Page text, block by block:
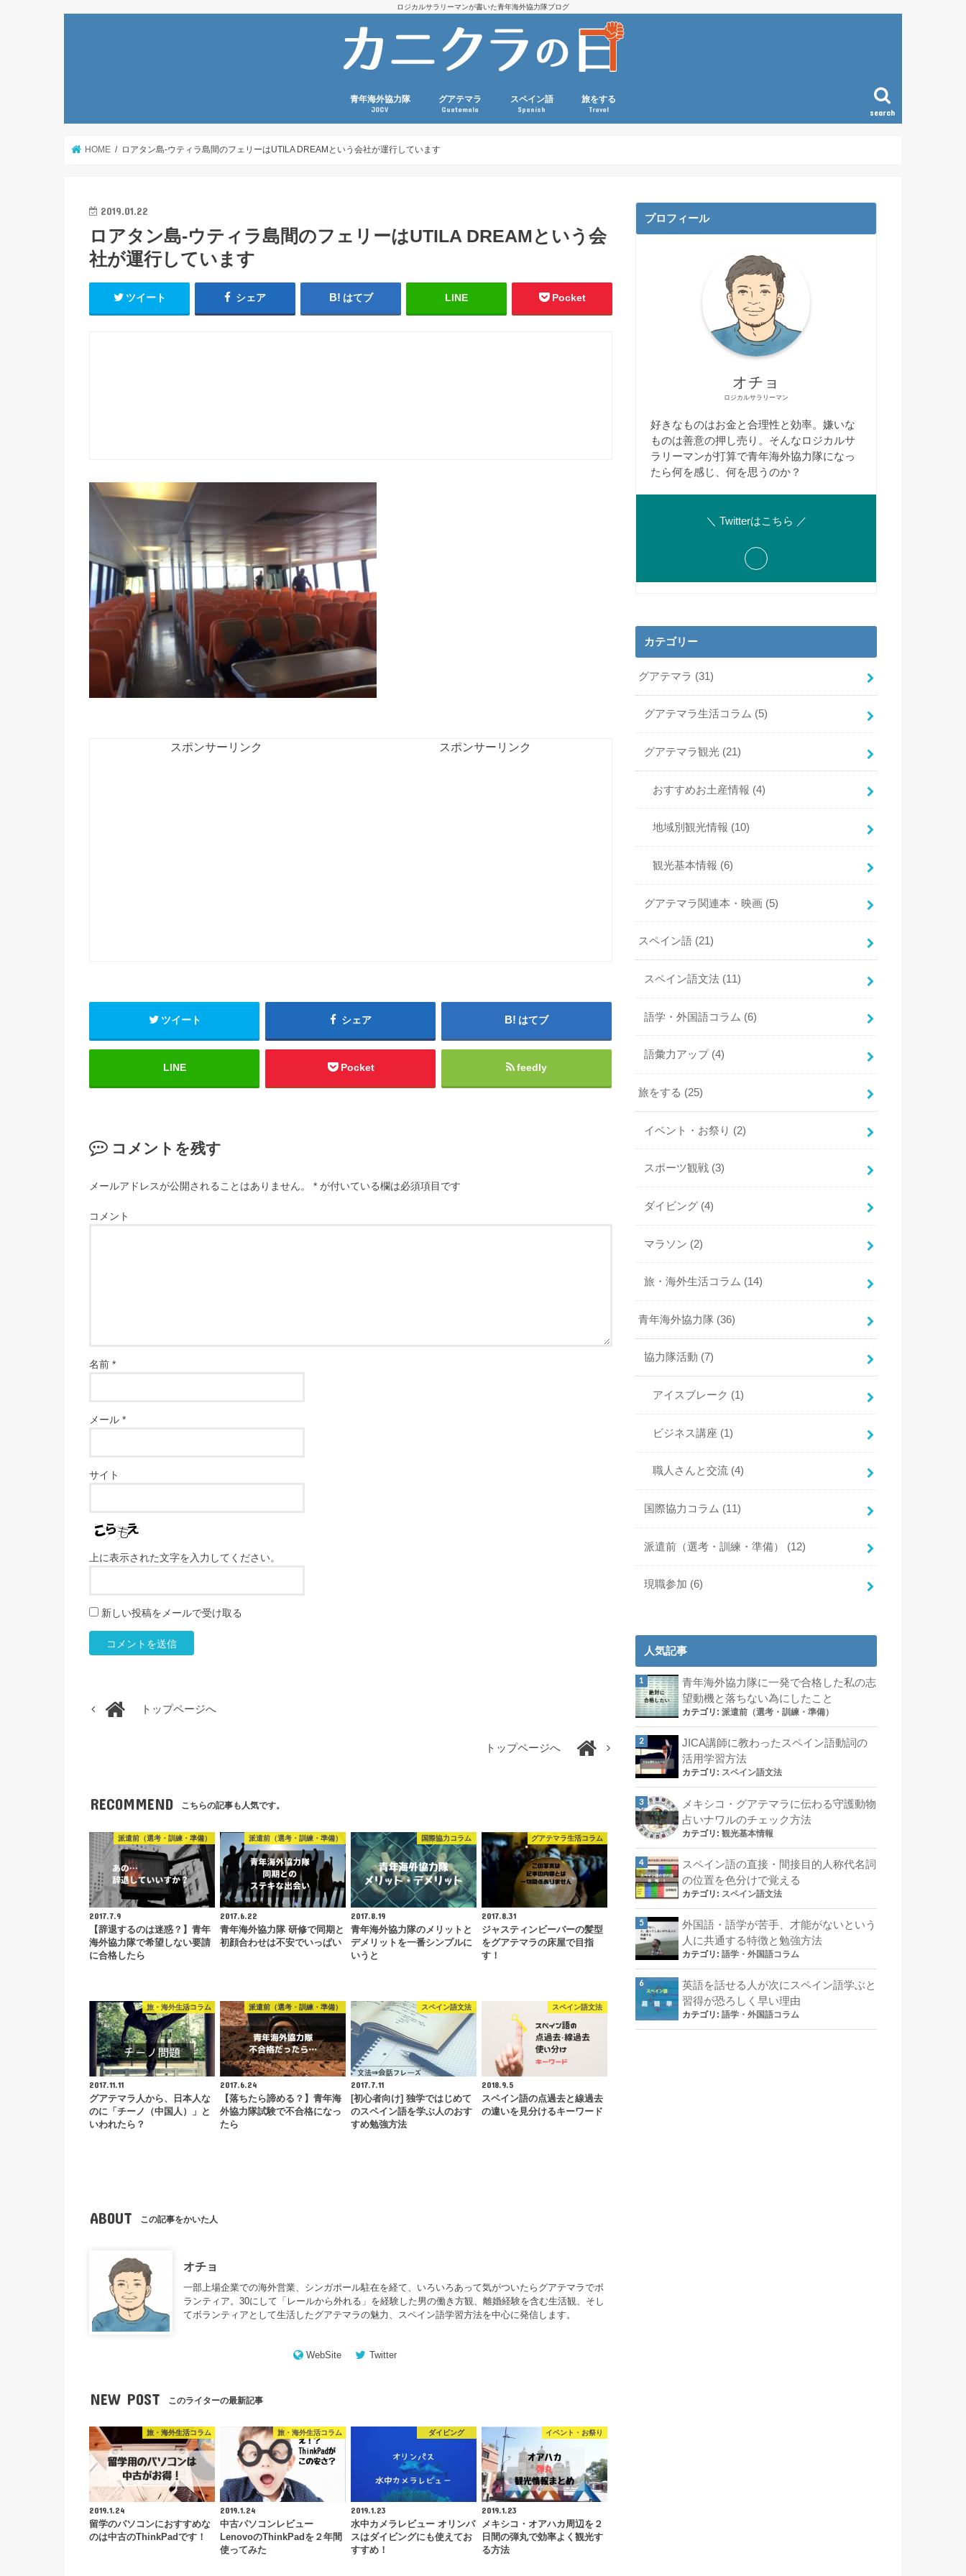
ロジカルサラリーマンが書いた青年海外協力隊ブログ
search
青年海外協力隊
JOCV
グアテマラ
Guatemala
スペイン語
Spanish
旅をする
Travel
HOME ロアタン島-ウティラ島間のフェリーはUTILA DREAMという会社が運行しています
2019.01.22
ロアタン島-ウティラ島間のフェリーはUTILA DREAMという会
社が運行しています
ツイート シェア はてブ LINE Pocket
スポンサーリンク スポンサーリンク
ツイート シェア はてブ
LINE Pocket feedly
コメントを残す
メールアドレスが公開されることはありません。 * が付いている欄は必須項目です
コメント
名前 *
メール *
サイト
上に表示された文字を入力してください。
新しい投稿をメールで受け取る
トップページへ
トップページへ
RECOMMEND こちらの記事も人気です。
派遣前（選考・訓練・準備）
2017.7.9
【辞退するのは迷惑？】青年
海外協力隊で希望しない要請
に合格したら
派遣前（選考・訓練・準備）
2017.6.22
青年海外協力隊 研修で同期と
初顔合わせは不安でいっぱい
国際協力コラム
2017.8.19
青年海外協力隊のメリットと
デメリットを一番シンプルに
いうと
グアテマラ生活コラム
2017.8.31
ジャスティンビーバーの髪型
をグアテマラの床屋で目指
す！
旅・海外生活コラム
2017.11.11
グアテマラ人から、日本人な
のに「チーノ（中国人）」と
いわれたら？
派遣前（選考・訓練・準備）
2017.6.24
【落ちたら諦める？】青年海
外協力隊試験で不合格になっ
たら
スペイン語文法
2017.7.11
[初心者向け] 独学ではじめて
のスペイン語を学ぶ人のおす
すめ勉強方法
スペイン語文法
2018.9.5
スペイン語の点過去と線過去
の違いを見分けるキーワード
ABOUT この記事をかいた人
オチョ
一部上場企業での海外営業、シンガポール駐在を経て、いろいろあって気がついたらグアテマラでボ
ランティア。30にして「レールから外れる」を経験した男の働き方観、離婚経験を含む生活観、そし
てボランティアとして生活したグアテマラの魅力、スペイン語学習方法を中心に発信します。
WebSite Twitter
NEW POST このライターの最新記事
旅・海外生活コラム
2019.1.24
留学のパソコンにおすすめな
のは中古のThinkPadです！
旅・海外生活コラム
2019.1.24
中古パソコンレビュー
LenovoのThinkPadを２年間
使ってみた
ダイビング
2019.1.23
水中カメラレビュー オリンパ
スはダイビングにも使えてお
すすめ！
イベント・お祭り
2019.1.23
メキシコ・オアハカ周辺を２
日間の弾丸で効率よく観光す
る方法
プロフィール
オチョ
ロジカルサラリーマン
好きなものはお金と合理性と効率。嫌いな
ものは善意の押し売り。そんなロジカルサ
ラリーマンが打算で青年海外協力隊になっ
たら何を感じ、何を思うのか？
＼ Twitterはこちら ／
カテゴリー
グアテマラ (31)
グアテマラ生活コラム (5)
グアテマラ観光 (21)
おすすめお土産情報 (4)
地域別観光情報 (10)
観光基本情報 (6)
グアテマラ関連本・映画 (5)
スペイン語 (21)
スペイン語文法 (11)
語学・外国語コラム (6)
語彙力アップ (4)
旅をする (25)
イベント・お祭り (2)
スポーツ観戦 (3)
ダイビング (4)
マラソン (2)
旅・海外生活コラム (14)
青年海外協力隊 (36)
協力隊活動 (7)
アイスブレーク (1)
ビジネス講座 (1)
職人さんと交流 (4)
国際協力コラム (11)
派遣前（選考・訓練・準備） (12)
現職参加 (6)
人気記事
青年海外協力隊に一発で合格した私の志
望動機と落ちない為にしたこと
カテゴリ: 派遣前（選考・訓練・準備）
JICA講師に教わったスペイン語動詞の
活用学習方法
カテゴリ: スペイン語文法
メキシコ・グアテマラに伝わる守護動物
占いナワルのチェック方法
カテゴリ: 観光基本情報
スペイン語の直接・間接目的人称代名詞
の位置を色分けで覚える
カテゴリ: スペイン語文法
外国語・語学が苦手、才能がないという
人に共通する特徴と勉強方法
カテゴリ: 語学・外国語コラム
英語を話せる人が次にスペイン語学ぶと
習得が恐ろしく早い理由
カテゴリ: 語学・外国語コラム